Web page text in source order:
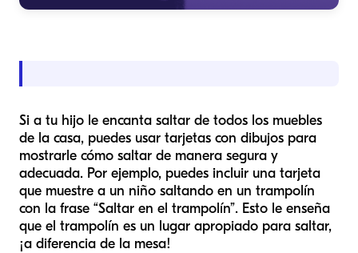
Si a tu hijo le encanta saltar de todos los muebles
de la casa, puedes usar tarjetas con dibujos para
mostrarle cómo saltar de manera segura y
adecuada. Por ejemplo, puedes incluir una tarjeta
que muestre a un niño saltando en un trampolín
con la frase “Saltar en el trampolín”. Esto le enseña
que el trampolín es un lugar apropiado para saltar,
¡a diferencia de la mesa!